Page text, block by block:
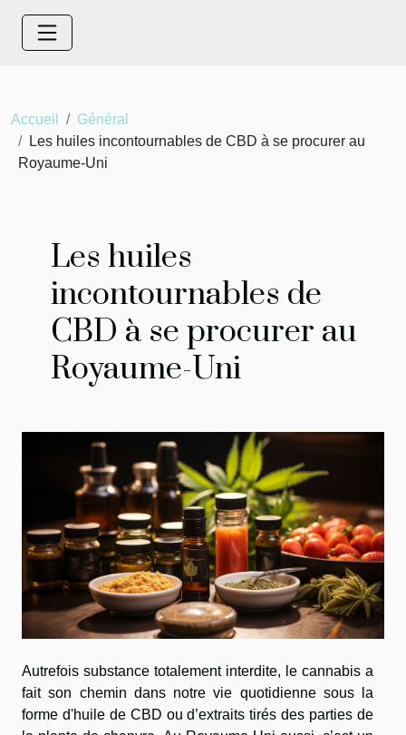
Accueil
Général
Les huiles incontournables de CBD à se procurer au
Royaume-Uni
Les huiles
incontournables de
CBD à se procurer au
Royaume-Uni
Autrefois substance totalement interdite, le cannabis a
fait son chemin dans notre vie quotidienne sous la
forme d'huile de CBD ou d’extraits tirés des parties de